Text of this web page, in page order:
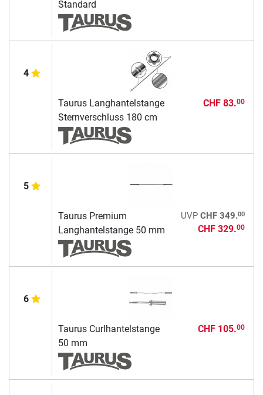
Standard
4
Taurus Langhantelstange
Sternverschluss 180 cm
CHF 83.00
5
Taurus Premium
Langhantelstange 50 mm
UVP CHF 349.00
CHF 329.00
6
Taurus Curlhantelstange
50 mm
CHF 105.00